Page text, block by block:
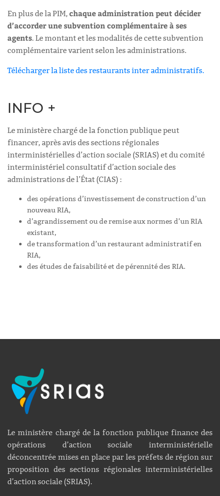
En plus de la PIM, chaque administration peut décider
d’accorder une subvention complémentaire à ses
agents. Le montant et les modalités de cette subvention
complémentaire varient selon les administrations.
Télécharger la liste des restaurants inter administratifs.
INFO +
Le ministère chargé de la fonction publique peut
financer, après avis des sections régionales
interministérielles d’action sociale (SRIAS) et du comité
interministériel consultatif d’action sociale des
administrations de l’État (CIAS) :
des opérations d’investissement de construction d’un
nouveau RIA,
d’agrandissement ou de remise aux normes d’un RIA
existant,
de transformation d’un restaurant administratif en
RIA,
des études de faisabilité et de pérennité des RIA.
Le ministère chargé de la fonction publique finance des
opérations d’action sociale interministérielle
déconcentrée mises en place par les préfets de région sur
proposition des sections régionales interministérielles
d’action sociale (SRIAS).